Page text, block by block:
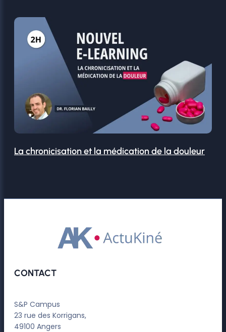
La chronicisation et la médication de la douleur
CONTACT
S&P Campus
23 rue des Korrigans,
49100 Angers